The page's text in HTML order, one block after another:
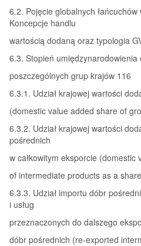
6.2. Pojęcie globalnych
Koncepcje handlu
wartością dodaną oraz typologia
6.3. Stopień umiędzynarodowienia
poszczególnych grup krajów 116
6.3.1. Udział krajowej wartości
(domestic value added share of
6.3.2. Udział krajowej wartości
pośrednich
w całkowitym eksporcie (domestic
of intermediate products as a
6.3.3. Udział importu dóbr
i usług
przeznaczonych do dalszego
dóbr pośrednich (re-exported